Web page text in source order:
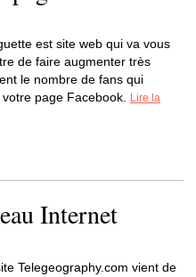
est site web qui va vous
de faire augmenter très
le nombre de fans qui
page Facebook.
Lire la
Internet
Telegeography.com vient de